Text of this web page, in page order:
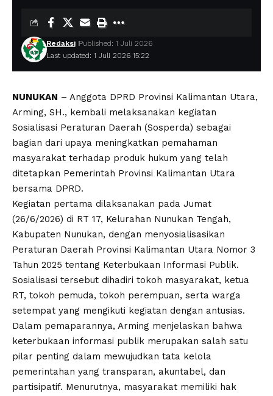
Last updated: 1 Juli 2026 15:22
Redaksi Published: 1 Juli 2026
NUNUKAN – Anggota DPRD Provinsi Kalimantan Utara,
Arming, SH., kembali melaksanakan kegiatan
Sosialisasi Peraturan Daerah (Sosperda) sebagai
bagian dari upaya meningkatkan pemahaman
masyarakat terhadap produk hukum yang telah
ditetapkan Pemerintah Provinsi Kalimantan Utara
bersama DPRD.
Kegiatan pertama dilaksanakan pada Jumat
(26/6/2026) di RT 17, Kelurahan Nunukan Tengah,
Kabupaten Nunukan, dengan menyosialisasikan
Peraturan Daerah Provinsi Kalimantan Utara Nomor 3
Tahun 2025 tentang Keterbukaan Informasi Publik.
Sosialisasi tersebut dihadiri tokoh masyarakat, ketua
RT, tokoh pemuda, tokoh perempuan, serta warga
setempat yang mengikuti kegiatan dengan antusias.
Dalam pemaparannya, Arming menjelaskan bahwa
keterbukaan informasi publik merupakan salah satu
pilar penting dalam mewujudkan tata kelola
pemerintahan yang transparan, akuntabel, dan
partisipatif. Menurutnya, masyarakat memiliki hak